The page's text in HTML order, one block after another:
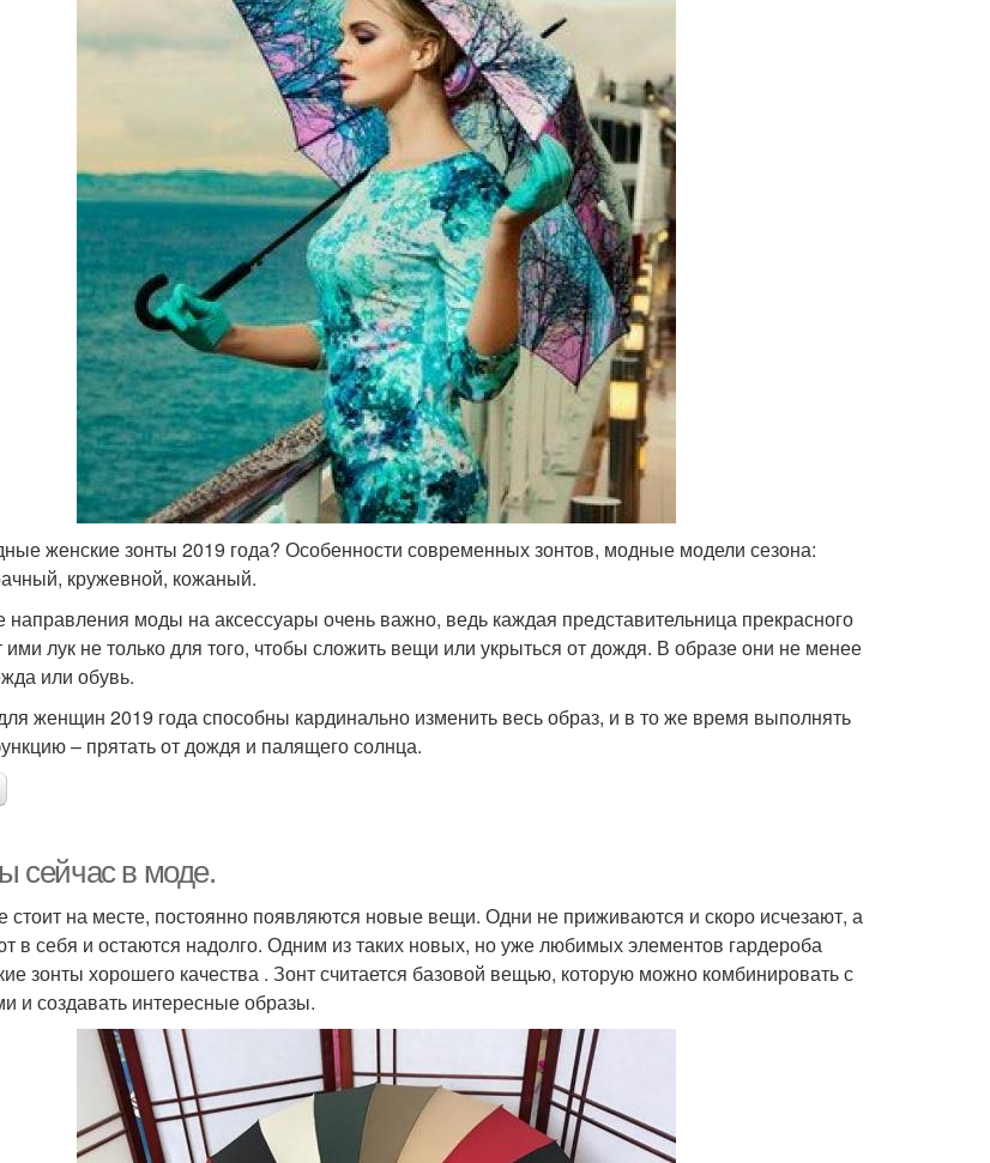
женские зонты 2019 года? Особенности современных зонтов, модные модели сезона:
кружевной, кожаный.
направления моды на аксессуары очень важно, ведь каждая представительница прекрасного
ими лук не только для того, чтобы сложить вещи или укрыться от дождя. В образе они не менее
или обувь.
женщин 2019 года способны кардинально изменить весь образ, и в то же время выполнять
– прятать от дождя и палящего солнца.
сейчас в моде.
стоит на месте, постоянно появляются новые вещи. Одни не приживаются и скоро исчезают, а
в себя и остаются надолго. Одним из таких новых, но уже любимых элементов гардероба
зонты хорошего качества . Зонт считается базовой вещью, которую можно комбинировать с
и создавать интересные образы.